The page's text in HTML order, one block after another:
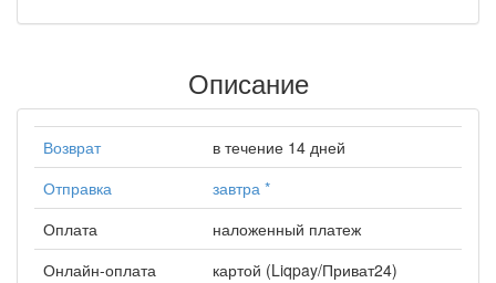
Описание
Возврат
в течение 14 дней
Отправка
завтра *
Оплата
наложенный платеж
Онлайн-оплата
картой (Liqpay/Приват24)